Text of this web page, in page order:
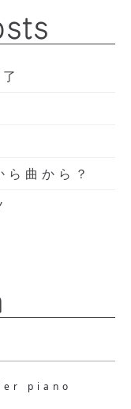
曲から？
piano